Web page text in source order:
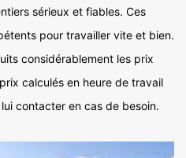
sérieux et fiables. Ces
pour travailler vite et bien.
considérablement les prix
calculés en heure de travail
contacter en cas de besoin.